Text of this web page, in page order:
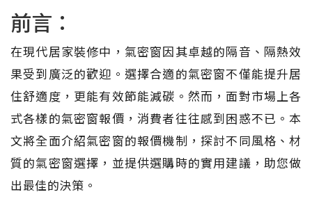
前言：
在現代居家裝修中，氣密窗因其卓越的隔音、隔熱效
果受到廣泛的歡迎。選擇合適的氣密窗不僅能提升居
住舒適度，更能有效節能減碳。然而，面對市場上各
式各樣的氣密窗報價，消費者往往感到困惑不已。本
文將全面介紹氣密窗的報價機制，探討不同風格、材
質的氣密窗選擇，並提供選購時的實用建議，助您做
出最佳的決策。